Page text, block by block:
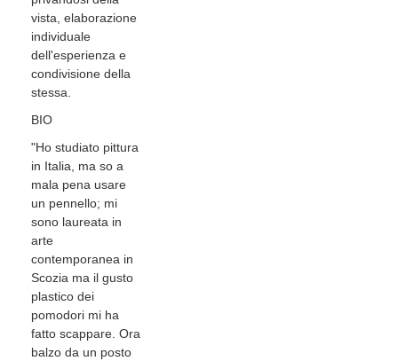
vista, elaborazione
individuale
dell'esperienza e
condivisione della
stessa.
BIO
"Ho studiato pittura
in Italia, ma so a
mala pena usare
un pennello; mi
sono laureata in
arte
contemporanea in
Scozia ma il gusto
plastico dei
pomodori mi ha
fatto scappare. Ora
balzo da un posto